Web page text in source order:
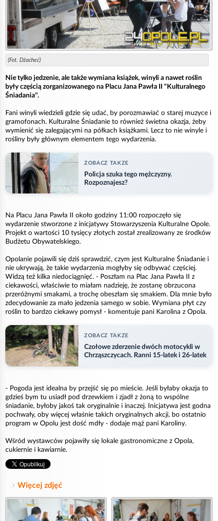
(Fot. Dżacheć)
Nie tylko jedzenie, ale także wymiana książek, winyli a nawet roślin
były częścią zorganizowanego na Placu Jana Pawła II "Kulturalnego
Śniadania".
Fani winyli wiedzieli gdzie się udać, by porozmawiać o starej muzyce i
gramofonach. Kulturalne Śniadanie to również świetna okazja, żeby
wymienić się zalegającymi na półkach książkami. Lecz to nie winyle i
rośliny były głównym elementem tego wydarzenia.
ZOBACZ TAKZE
Policja szuka tego mężczyzny.
Rozpoznajesz?
Na Placu Jana Pawła II około godziny 11:00 rozpoczęło się
wydarzenie stworzone z inicjatywy Stowarzyszenia Kulturalne Opole.
Projekt o wartości 10 tysięcy złotych został zrealizowany ze środków
Budżetu Obywatelskiego.
Opolanie pojawili się dziś sprawdzić, czym jest Kulturalne Śniadanie i
nie ukrywają, że takie wydarzenia mogłyby się odbywać częściej.
Widzą też kilka niedociągnięć. - Poszłam na Plac Jana Pawła II z
ciekawości, właściwie to miałam nadzieję, że zostanę obrzucona
przeróżnymi smakami, a trochę obeszłam się smakiem. Dla mnie było
zdecydowanie za mało jedzenia samego w sobie. Wymiana płyt czy
roślin to bardzo ciekawy pomysł - komentuje pani Karolina z Opola.
ZOBACZ TAKZE
Czołowe zderzenie dwóch motocykli w
Chrząszczycach. Ranni 15-latek i 26-latek
- Pogoda jest idealna by przejść się po mieście. Jeśli byłaby okazja to
gdzieś bym tu usiadł pod drzewkiem i zjadł z żoną to wspólne
śniadanie, byłoby jakoś tak oryginalnie i inaczej. Inicjatywa jest godna
pochwały, oby więcej właśnie takich oryginalnych akcji, bo ostatnio
program w Opolu jest dość mdły - dodaje mąż pani Karoliny.
Wśród wystawców pojawiły się lokale gastronomiczne z Opola,
cukiernie i kawiarnie.
Więcej zdjęć